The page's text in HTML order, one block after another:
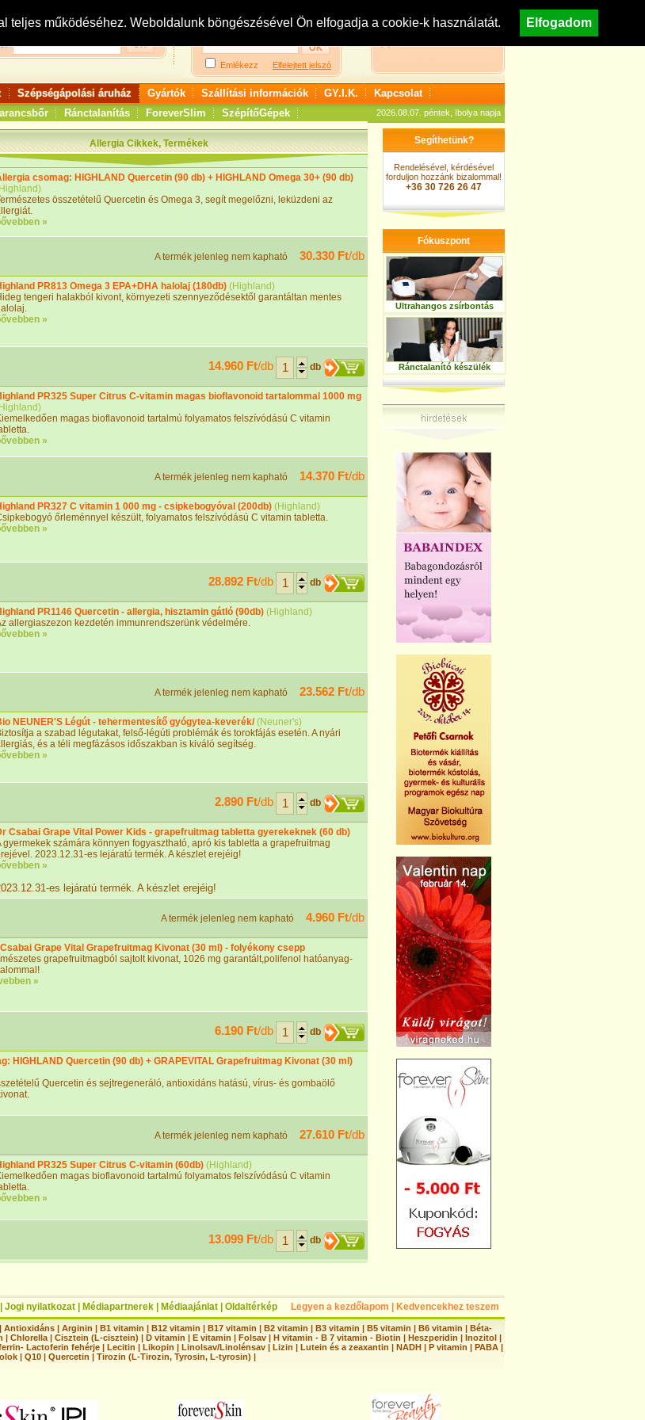
teljes működéséhez. Weboldalunk böngészésével Ön elfogadja a cookie-k használatát. Elfogadom
Bejelentkezés: Regisztráció
Emlékezz Elfelejtett jelszó
Nézzen körül áruházunkban!
Szépségápolási áruház Gyártók Szállítási információk GY.I.K.
Kapcsolat
Ránctalanítás ForeverSlim SzépítőGépek 2026.08.07. péntek, Ibolya napja
Allergia Cikkek, Termékek
csomag: HIGHLAND Quercetin (90 db) + HIGHLAND Omega 30+ (90 db)
Highland)
összetételű Quercetin és Omega 3, segít megelőzni, leküzdeni az
»
A termék jelenleg nem kapható 30.330 Ft/db
PR813 Omega 3 EPA+DHA halolaj (180db) (Highland)
tengeri halakból kivont, környezeti szennyeződésektől garantáltan mentes
»
14.960 Ft/db db
PR325 Super Citrus C-vitamin magas bioflavonoid tartalommal 1000 mg
Highland)
magas bioflavonoid tartalmú folyamatos felszívódású C vitamin
»
A termék jelenleg nem kapható 14.370 Ft/db
PR327 C vitamin 1 000 mg - csipkebogyóval (200db) (Highland)
őrleménnyel készült, folyamatos felszívódású C vitamin tabletta.
»
28.892 Ft/db db
PR1146 Quercetin - allergia, hisztamin gátló (90db) (Highland)
allergiaszezon kezdetén immunrendszerünk védelmére.
»
A termék jelenleg nem kapható 23.562 Ft/db
NEUNER'S Légút - tehermentesítő gyógytea-keverék/ (Neuner's)
a szabad légutakat, felső-légúti problémák és torokfájás esetén. A nyári
és a téli megfázásos időszakban is kiváló segítség.
»
2.890 Ft/db db
Csabai Grape Vital Power Kids - grapefruitmag tabletta gyerekeknek (60 db)
gyermekek számára könnyen fogyasztható, apró kis tabletta a grapefruitmag
2023.12.31-es lejáratú termék. A készlet erejéig!
»
es lejáratú termék. A készlet erejéig!
A termék jelenleg nem kapható 4.960 Ft/db
Grape Vital Grapefruitmag Kivonat (30 ml) - folyékony csepp
grapefruitmagból sajtolt kivonat, 1026 mg garantált,polifenol hatóanyag-
»
6.190 Ft/db db
HIGHLAND Quercetin (90 db) + GRAPEVITAL Grapefruitmag Kivonat (30 ml)
Quercetin és sejtregeneráló, antioxidáns hatású, vírus- és gombaölő
A termék jelenleg nem kapható 27.610 Ft/db
PR325 Super Citrus C-vitamin (60db) (Highland)
magas bioflavonoid tartalmú folyamatos felszívódású C vitamin
»
13.099 Ft/db db
Segíthetünk?
Rendelésével, kérdésével
forduljon hozzánk bizalommal!
+36 30 726 26 47
Fókuszpont
Ultrahangos zsírbontás
Ránctalanító készülék
Jogi nyilatkozat Médiapartnerek Médiaajánlat Oldaltérkép Legyen a kezdőlapom Kedvencekhez teszem
Antioxidáns| Arginin | B1 vitamin | B12 vitamin | B17 vitamin | B2 vitamin | B3 vitamin | B5 vitamin | B6 vitamin | Béta-
| Chlorella | Cisztein (L-cisztein) | D vitamin | E vitamin | Folsav | H vitamin - B 7 vitamin - Biotin | Heszperidin | Inozitol |
Lactoferin fehérje | Lecitin | Likopin | Linolsav/Linolénsav | Lizin | Lutein és a zeaxantin | NADH | P vitamin | PABA |
| Q10| Quercetin | Tirozin (L-Tirozin, Tyrosin, L-tyrosin) |